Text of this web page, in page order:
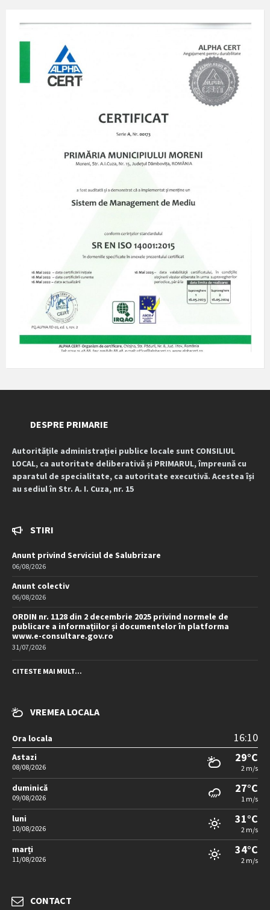
DESPRE PRIMARIE
Autoritățile administrației publice locale sunt CONSILIUL
LOCAL, ca autoritate deliberativă și PRIMARUL, împreună cu
aparatul de specialitate, ca autoritate executivă. Acestea își
au sediul în Str. A. I. Cuza, nr. 15
STIRI
Anunt privind Serviciul de Salubrizare
06/08/2026
Anunt colectiv
06/08/2026
ORDIN nr. 1128 din 2 decembrie 2025 privind normele de
publicare a informațiilor și documentelor în platforma
www.e-consultare.gov.ro
31/07/2026
CITESTE MAI MULT...
VREMEA LOCALA
Ora locala 16:10
Astazi
08/08/2026
29°C
2 m/s
duminică
09/08/2026
27°C
1 m/s
luni
10/08/2026
31°C
2 m/s
marți
11/08/2026
34°C
2 m/s
CONTACT